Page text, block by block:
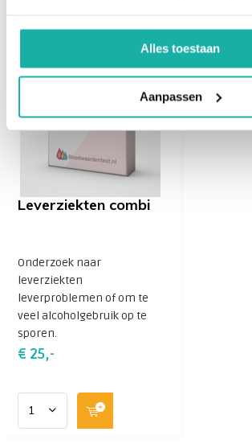
Alles toestaan
Aanpassen
gepaard met geelzucht. Hierbij kleurt
oogwit maar later ook de huid geel. Dit
bilirubine een intense gele kleur heeft.
Er zijn veel verschillende
het bilirubinegehalte in meer of
verhoogd. Bijvoorbeeld bij:
Levercirrose
verschillende vormen van hepatitis
belemmerd, zoals bij galstenen,
cholangitis (PSC) en de aangeboren
galgangatresie.
Gamma GT
(GGT) is een enzym dat in de lever wordt
helpt bij de omzetting en vertering van
Recent bekeken
Leverziekten combi
Onderzoek naar
leverziekten
leverproblemen of om te
veel alcoholgebruik op te
sporen.
€ 25,-